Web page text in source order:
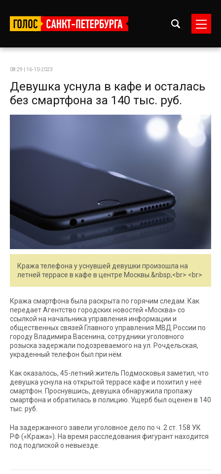
08:29 | 16-10-2023
Девушка уснула в кафе и осталась
без смартфона за 140 тыс. руб.
Кража телефона у уснувшей девушки произошла на
летней террасе в кафе в центре Москвы.&nbsp;<br> <br>
Кража смартфона была раскрыта по горячим следам. Как
передает Агентство городских новостей «Москва» со
ссылкой на начальника управления информации и
общественных связей Главного управления МВД России по
городу Владимира Васенина, сотрудники уголовного
розыска задержали подозреваемого на ул. Рочдельская,
украденный телефон был при нём.
Как оказалось, 45-летний житель Подмосковья заметил, что
девушка уснула на открытой террасе кафе и похитил у неё
смартфон. Проснувшись, девушка обнаружила пропажу
смартфона и обратилась в полицию. Ущерб был оценен в 140
тыс. руб.
На задержанного завели уголовное дело по ч. 2 ст. 158 УК
РФ («Кража»). На время расследования фигурант находится
под подпиской о невыезде.